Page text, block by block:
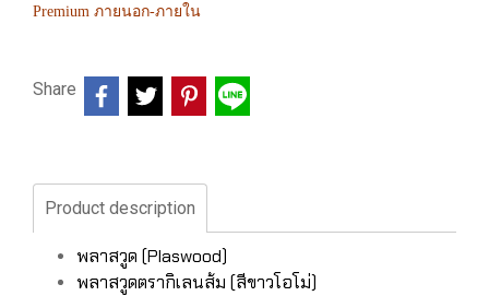
Premium ภายนอก-ภายใน
Share
Product description
พลาสวูด (Plaswood)
พลาสวูดตรากิเลนส้ม (สีขาวโอโม่)